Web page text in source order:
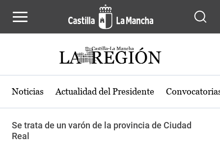
Noticias Actualidad del Presidente
Se trata de un varón de la provincia de Ciudad
Real